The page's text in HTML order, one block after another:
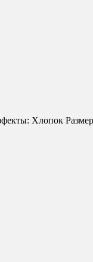
Хлопок